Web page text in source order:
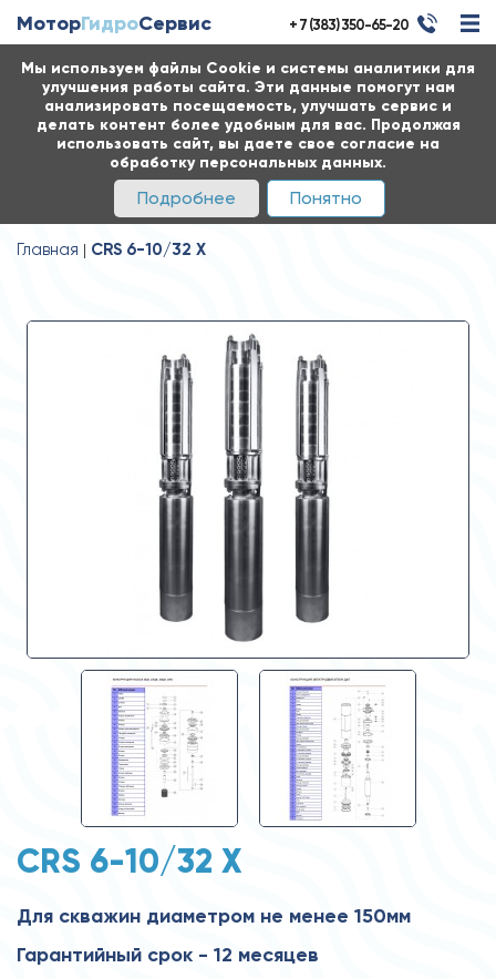
Мы используем файлы Cookie и системы аналитики для
улучшения работы сайта. Эти данные помогут нам
анализировать посещаемость, улучшать сервис и
делать контент более удобным для вас. Продолжая
использовать сайт, вы даете свое согласие на
обработку персональных данных.
Подробнее Понятно
МоторГидроСервис + 7 (383) 350-65-20
Главная CRS 6-10/32 X
CRS 6-10/32 X
Для скважин диаметром не менее 150мм
Гарантийный срок - 12 месяцев